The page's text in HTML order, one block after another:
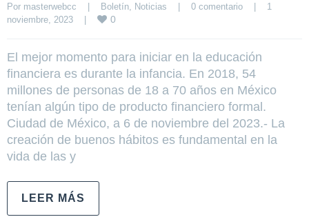
Por masterwebcc | Boletín Noticias | 0 comentario |
1
noviembre, 2023 | 0
El mejor momento para iniciar en la educación
financiera es durante la infancia. En 2018, 54
millones de personas de 18 a 70 años en México
tenían algún tipo de producto financiero formal.
Ciudad de México, a 6 de noviembre del 2023.- La
creación de buenos hábitos es fundamental en la
vida de las y
LEER MÁS